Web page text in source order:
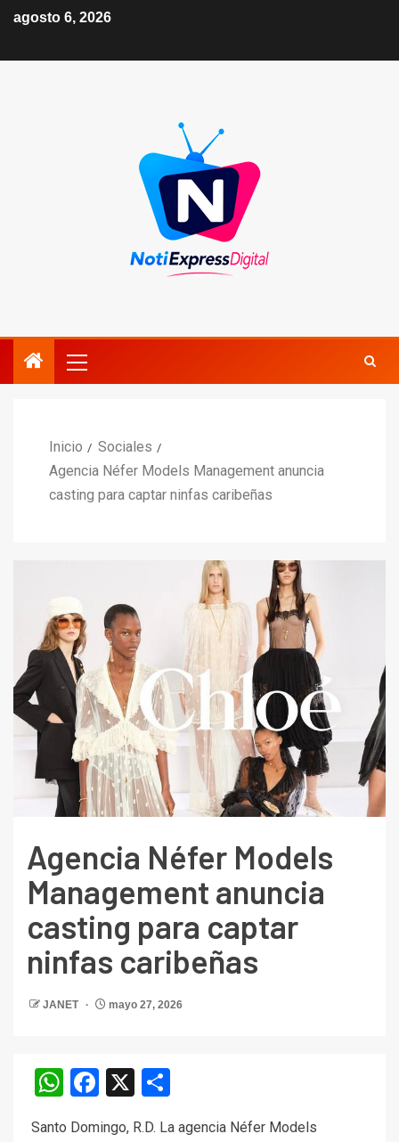
agosto 6, 2026
Inicio
Sociales
Agencia Néfer Models Management anuncia
casting para captar ninfas caribeñas
Agencia Néfer Models
Management anuncia
casting para captar
ninfas caribeñas
JANET mayo 27, 2026
WhatsApp
Facebook
X
Santo Domingo, R.D. La agencia Néfer Models